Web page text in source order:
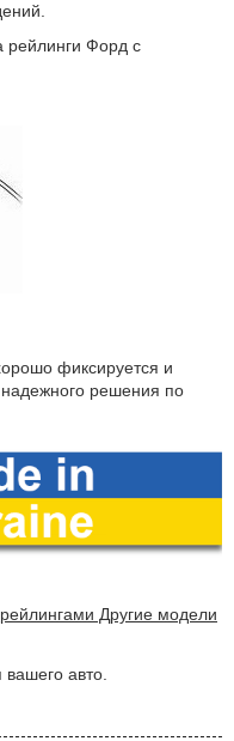
рейлинги Форд с
фиксируется и
решения по
Другие модели
вашего авто.